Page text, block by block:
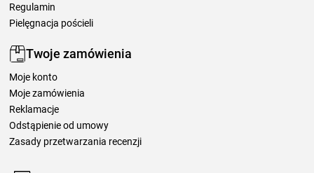
Regulamin
Pielęgnacja pościeli
Twoje zamówienia
Moje konto
Moje zamówienia
Reklamacje
Odstąpienie od umowy
Zasady przetwarzania recenzji